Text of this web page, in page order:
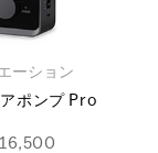
ーション
ポンプ Pro
16,500